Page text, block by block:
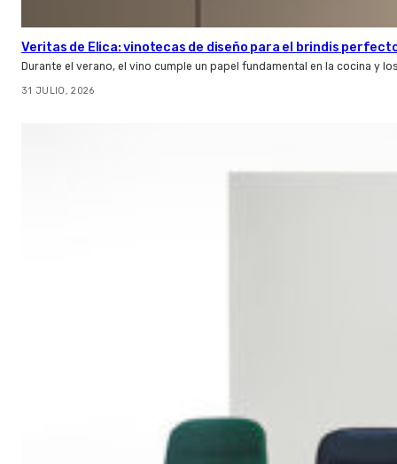
Veritas de Elica: vinotecas de diseño para el brindis
Durante el verano, el vino cumple un papel fundamental en la cocina y
31 JULIO, 2026